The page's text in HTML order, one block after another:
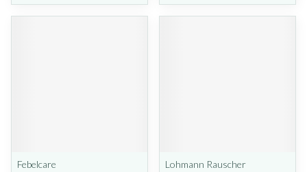
Febelcare
Lohmann Rauscher